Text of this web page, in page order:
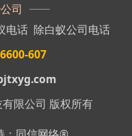
司
电话 除白蚁公司电话
607
限公司 版权所有